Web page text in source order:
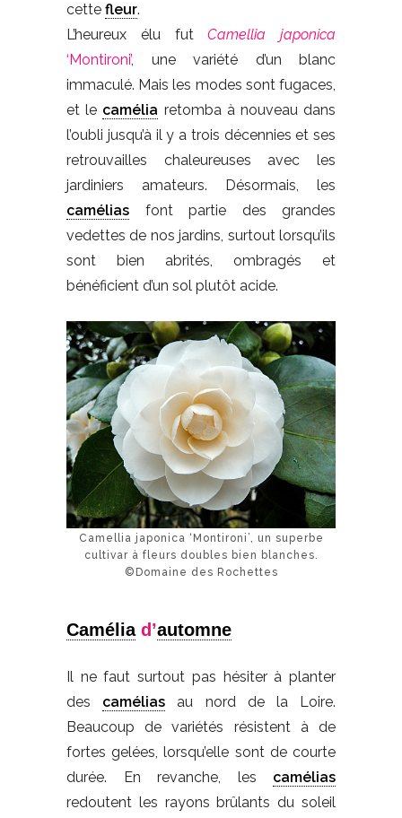
cette fleur.
L’heureux élu futCamellia japonica
‘Montironi’, une variété d’un blanc
immaculé. Mais les modes sont fugaces,
et le camélia retomba à nouveau dans
l’oubli jusqu’à il y a trois décennies et ses
retrouvailles chaleureuses avec les
jardiniers amateurs. Désormais, les
camélias font partie des grandes
vedettes de nos jardins, surtout lorsqu’ils
sont bien abrités, ombragés et
bénéficient d’un sol plutôt acide.
Camellia japonica ‘Montironi’, un superbe
cultivar à fleurs doubles bien blanches.
©Domaine des Rochettes
Caméliad’automne
Il ne faut surtout pas hésiter à planter
des camélias au nord de la Loire.
Beaucoup de variétés résistent à de
fortes gelées, lorsqu’elle sont de courte
durée. En revanche, les camélias
redoutent les rayons brûlants du soleil